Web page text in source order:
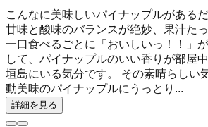
こんなに美味しいパイナップルがある
甘味と酸味のバランスが絶妙、果汁た
一口食べるごとに「おいしいっ！！」
して、パイナップルのいい香りが部屋
垣島にいる気分です。 その素晴らしい
動美味のパイナップルにうっとり...
詳細を見る